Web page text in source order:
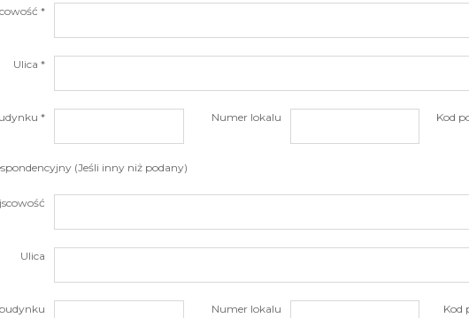
*
Ulica *
* Numer lokalu Kod
(Jeśli inny niż podany)
Ulica
Numer lokalu Kod